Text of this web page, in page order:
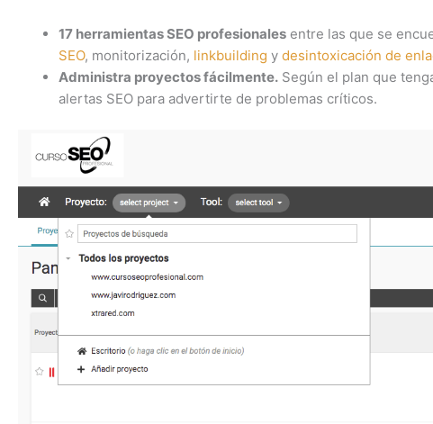
17 herramientas SEO profesionales entre las que se
SEO, monitorización, linkbuilding y desintoxicación de
Administra proyectos fácilmente. Según el plan que
alertas SEO para advertirte de problemas críticos.